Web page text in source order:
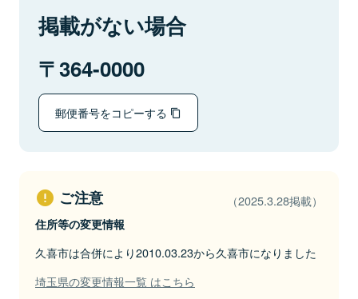
掲載がない場合
364-0000
郵便番号をコピーする
ご注意 （2025.3.28掲載）
住所等の変更情報
久喜市は合併により2010.03.23から久喜市になりました
埼玉県の変更情報一覧 はこちら